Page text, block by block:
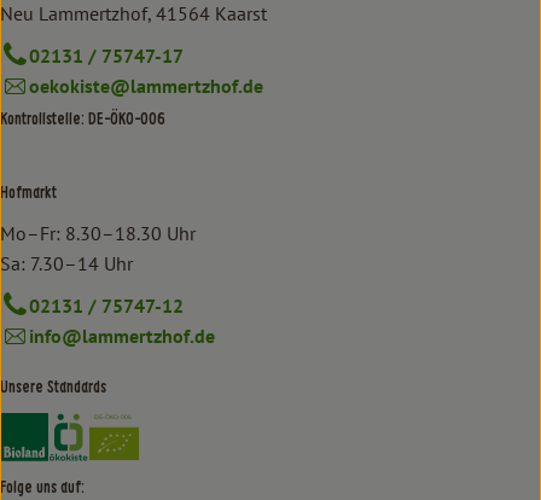
Neu Lammertzhof, 41564 Kaarst
02131 / 75747-17
oekokiste@lammertzhof.de
Kontrollstelle: DE-ÖKO-006
Hofmarkt
Mo–Fr: 8.30–18.30 Uhr
Sa: 7.30–14 Uhr
02131 / 75747-12
info@lammertzhof.de
Unsere Standards
Externer Link zu https://www.bioland.de/verbraucher
Externer Link zu https://www.oekokiste.de/
Folge uns auf: